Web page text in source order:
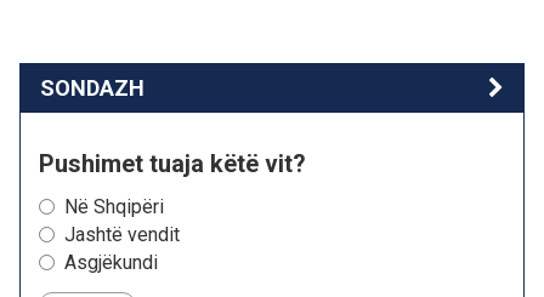
SONDAZH
Pushimet tuaja këtë vit?
Në Shqipëri
Jashtë vendit
Asgjëkundi